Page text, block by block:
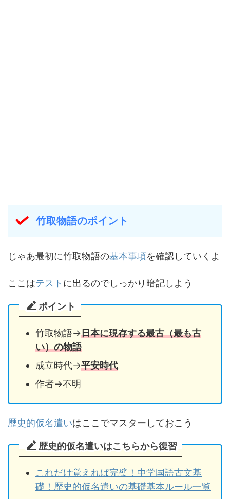
竹取物語のポイント
じゃあ最初に竹取物語の基本事項を確認していくよ
ここはテスト に出るのでしっかり暗記しよう
ポイント
竹取物語→日本に現存する最古（最も古
い）の物語
成立時代→平安時代
作者→不明
歴史的仮名遣いはここでマスターしておこう
歴史的仮名遣いはこちらから復習
これだけ覚えれば完璧！中学国語古文基
礎！歴史的仮名遣いの基礎基本ルール一覧